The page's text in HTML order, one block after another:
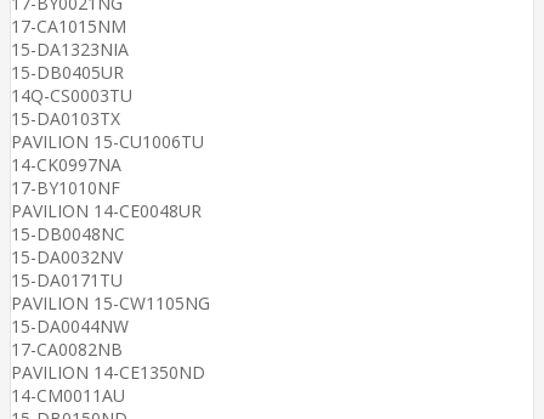
17-CA1015NM
15-DA1323NIA
15-DB0405UR
14Q-CS0003TU
15-DA0103TX
PAVILION 15-CU1006TU
14-CK0997NA
17-BY1010NF
PAVILION 14-CE0048UR
15-DB0048NC
15-DA0032NV
15-DA0171TU
PAVILION 15-CW1105NG
15-DA0044NW
17-CA0082NB
PAVILION 14-CE1350ND
14-CM0011AU